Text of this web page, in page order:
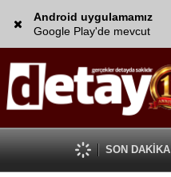
Android uygulamamız
Google Play'de mevcut
SON DAKİKA